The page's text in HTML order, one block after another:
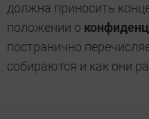
должна приносить
положении о
постранично
собираются и как они